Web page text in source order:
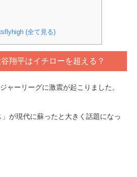
(全て見る)
翔平はイチローを超える？
ャーリーグに激震が起こりました。
が現代に蘇ったと大きく話題になっ